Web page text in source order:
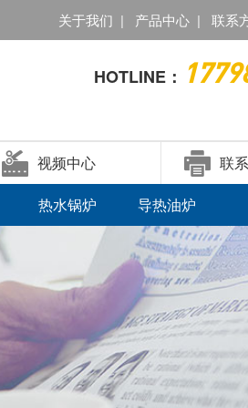
关于我们 | 产品中心 | 联系
HOTLINE：
视频中心
联
热水锅炉
导热油炉